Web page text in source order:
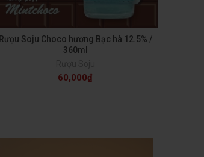
Rượu Soju Choco hương Bạc hà 12.5% /
360ml
60,000₫